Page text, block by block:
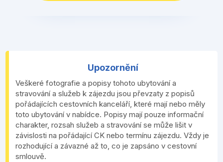
Upozornění
Veškeré fotografie a popisy tohoto ubytování a
stravování a služeb k zájezdu jsou převzaty z popisů
pořádajících cestovních kanceláří, které mají nebo měly
toto ubytování v nabídce. Popisy mají pouze informační
charakter, rozsah služeb a stravování se může lišit v
závislosti na pořádající CK nebo termínu zájezdu. Vždy je
rozhodující a závazné až to, co je zapsáno v cestovní
smlouvě.